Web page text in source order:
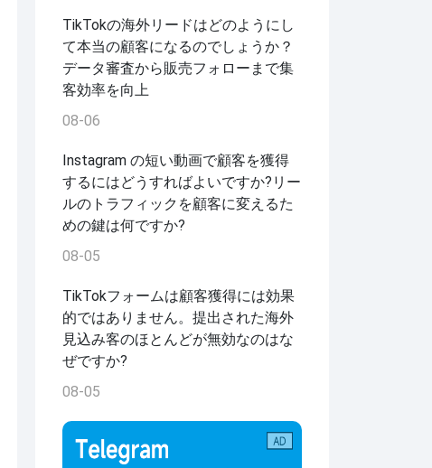
TikTokの海外リードはどのようにし
て本当の顧客になるのでしょうか？
データ審査から販売フォローまで集
客効率を向上
08-06
Instagram の短い動画で顧客を獲得
するにはどうすればよいですか?リー
ルのトラフィックを顧客に変えるた
めの鍵は何ですか?
08-05
TikTokフォームは顧客獲得には効果
的ではありません。提出された海外
見込み客のほとんどが無効なのはな
ぜですか?
08-05